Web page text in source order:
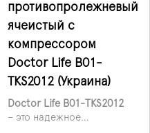
заболеваниях опорно-
двигательной и
центральной нервной
системы, а также при
тяжелых соматических
состояниях.
противопролежневый
ячеистый с
компрессором
Doctor Life B01-
TKS2012 (Украина)
Doctor Life B01-TKS2012
– это надежное